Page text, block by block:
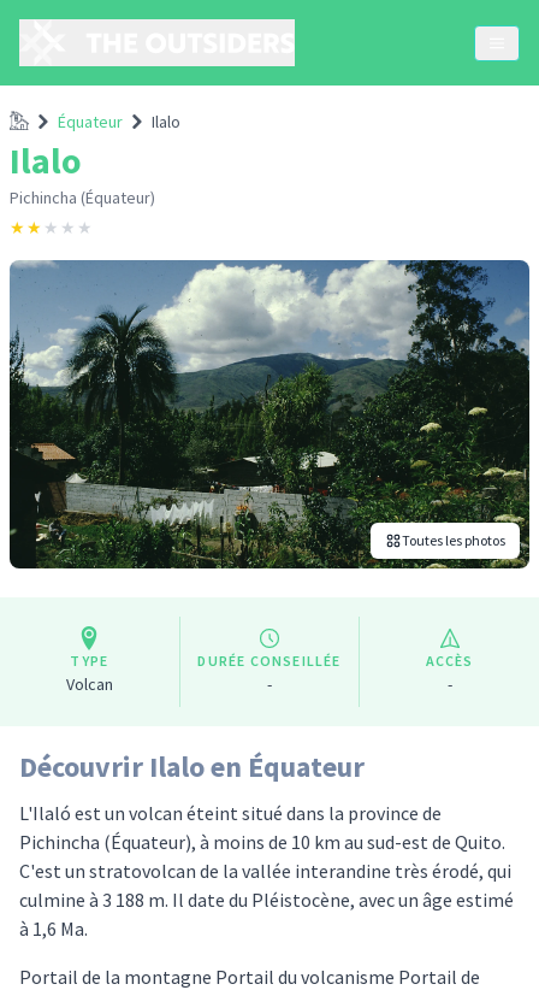
AccueilÉquateur Ilalo
Ilalo
Pichincha (Équateur)
★★ ★ ★ ★
Toutes les photos
TYPE
Volcan
DURÉE CONSEILLÉE
-
ACCÈS
-
Découvrir Ilalo en Équateur
L'Ilaló est un volcan éteint situé dans la province de
Pichincha (Équateur), à moins de 10 km au sud-est de Quito.
C'est un stratovolcan de la vallée interandine très érodé, qui
culmine à 3 188 m. Il date du Pléistocène, avec un âge estimé
à 1,6 Ma.
Portail de la montagne Portail du volcanisme Portail de